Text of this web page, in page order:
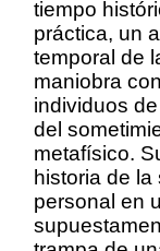
tiempo
práctica, un
temporal de
maniobra
individuos
del
metafísico.
historia de
personal en